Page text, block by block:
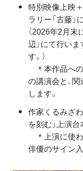
特別映像上映
ラリー「古藤」
（2026年2月
辺」にて行い
す。）
＊本作品へ
の講演会と、
します。
作家くるみざ
を刻む」上演
＊上演に使
俳優のサイン